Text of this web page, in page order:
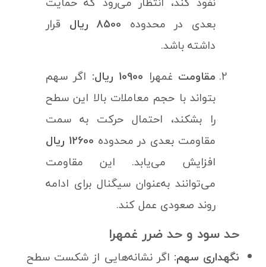
بعدی در محدوده 8500 ریال
قرار
داشته باشد.
مقاومت غمهرا 10900 ریال:
اگر سهم
بتواند با حجم معاملات بالا این سطح
را بشکند، احتمال حرکت به سمت
مقاومت بعدی در محدوده 12600 ریال
افزایش می‌یابد. این مقاومت‌
می‌توانند به‌عنوان سیگنال برای ادامه
روند صعودی عمل کند.
حد سود و حد ضرر غمهرا
نگهداری سهم: اگر نشانه‌هایی از شکست سطح